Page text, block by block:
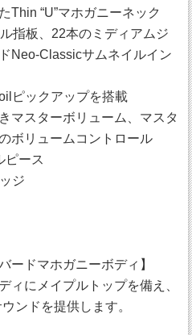
Thin “U”マホガニーネック
指板、22本のミディアムジ
Neo-Classicサムネイルイン
ピックアップを搭載
マスターボリューム、マスタ
ボリュームコントロール
ピース
ジ
ードマホガニーボディ】
ィにメイプルトップを備え、
ンドを提供します。